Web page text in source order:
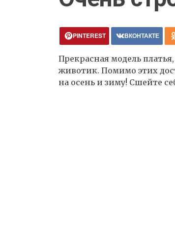
PINTEREST ВКОНТАКТЕ
Прекрасная модель
животик. Помимо этих
на осень и зиму! Сшейте